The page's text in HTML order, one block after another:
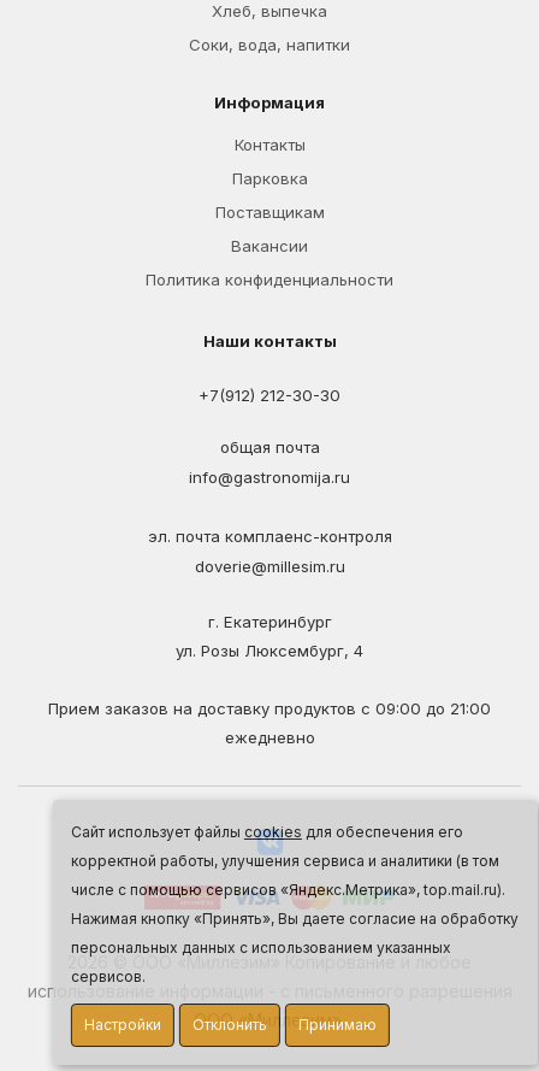
Сайт использует файлы cookies для обеспечения его
корректной работы, улучшения сервиса и аналитики (в том
числе с помощью сервисов «Яндекс.Метрика», top.mail.ru).
Нажимая кнопку «Принять», Вы даете согласие на обработку
персональных данных с использованием указанных
сервисов.
Настройки Отклонить Принимаю
Хлеб, выпечка
Соки, вода, напитки
Информация
Контакты
Парковка
Поставщикам
Вакансии
Политика конфиденциальности
Наши контакты
+7(912) 212-30-30
общая почта
info@gastronomija.ru
эл. почта комплаенс-контроля
doverie@millesim.ru
г. Екатеринбург
ул. Розы Люксембург, 4
Прием заказов на доставку продуктов с 09:00 до 21:00
ежедневно
2026 © ООО «Миллезим» Копирование и любое
использование информации - с письменного разрешения
ООО «Миллезим».